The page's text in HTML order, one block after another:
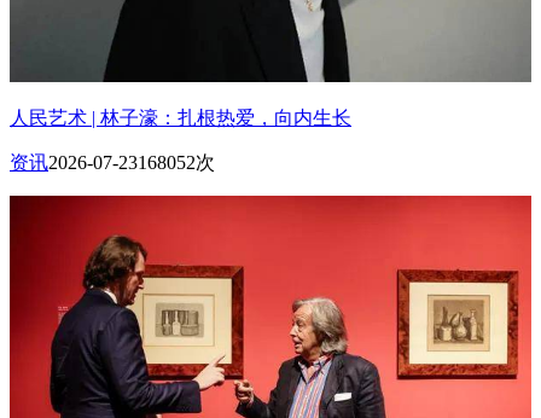
人民艺术 | 林子濠：扎根热爱，向内生长
资讯2026-07-23168052次